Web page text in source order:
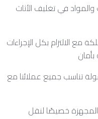
والمواد في تغليف الأثاث
الالتزام بكل الإجراءات
تناسب جميع عملائنا مع
خصيصًا لنقل